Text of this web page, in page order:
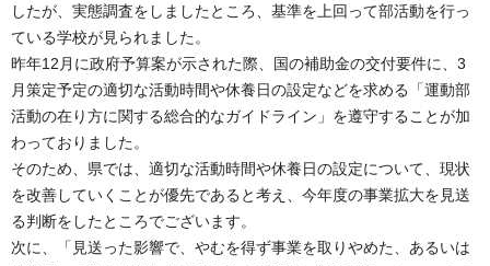
したが、実態調査をしましたところ、基準を上回って部活動を行っ
ている学校が見られました。
昨年12月に政府予算案が示された際、国の補助金の交付要件に、3
月策定予定の適切な活動時間や休養日の設定などを求める「運動部
活動の在り方に関する総合的なガイドライン」を遵守することが加
わっておりました。
そのため、県では、適切な活動時間や休養日の設定について、現状
を改善していくことが優先であると考え、今年度の事業拡大を見送
る判断をしたところでございます。
次に、「見送った影響で、やむを得ず事業を取りやめた、あるいは